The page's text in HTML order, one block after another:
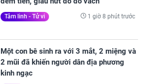
Tâm linh - Tử vi 1 giờ 8 phút trước
Một con bê sinh ra với 3 mắt, 2 miệng và
2 mũi đã khiến người dân địa phương
kinh ngạc